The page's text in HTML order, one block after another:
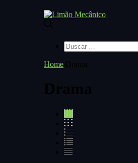
Buscar
por:
Home